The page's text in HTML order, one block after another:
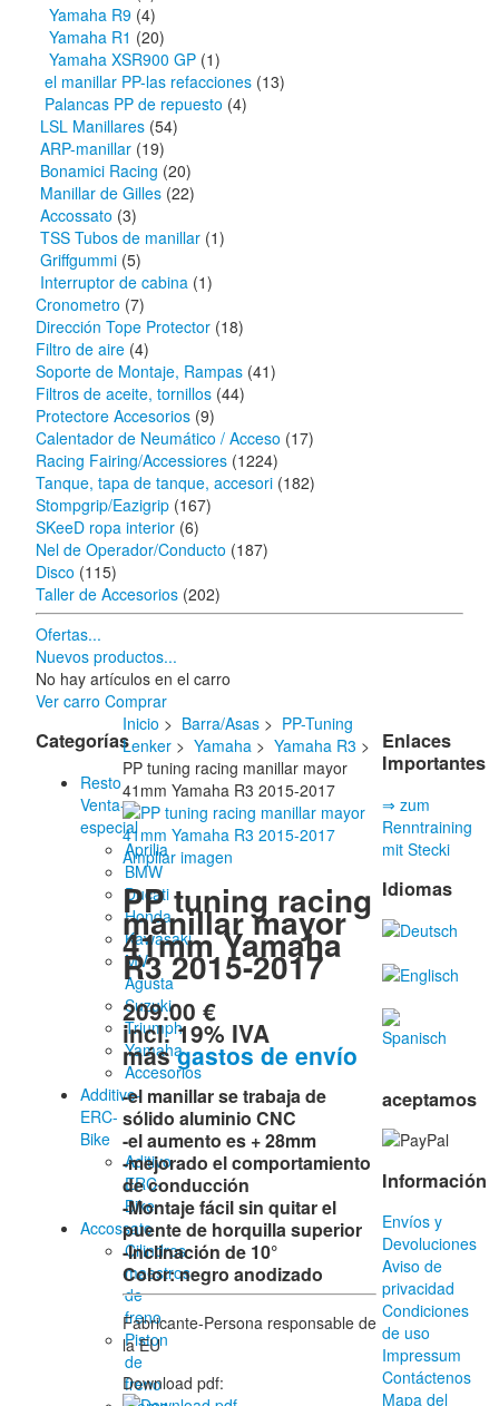
Yamaha R9 (4)
Yamaha R1 (20)
Yamaha XSR900 GP (1)
el manillar PP-las refacciones (13)
Palancas PP de repuesto (4)
LSL Manillares (54)
ARP-manillar (19)
Bonamici Racing (20)
Manillar de Gilles (22)
Accossato (3)
TSS Tubos de manillar (1)
Griffgummi (5)
Interruptor de cabina (1)
Cronometro (7)
Dirección Tope Protector (18)
Filtro de aire (4)
Soporte de Montaje, Rampas (41)
Filtros de aceite, tornillos (44)
Protectore Accesorios (9)
Calentador de Neumático / Acceso (17)
Racing Fairing/Accessiores (1224)
Tanque, tapa de tanque, accesori (182)
Stompgrip/Eazigrip (167)
SKeeD ropa interior (6)
Nel de Operador/Conducto (187)
Disco (115)
Taller de Accesorios (202)
Ofertas...
Nuevos productos...
No hay artículos en el carro
Ver carro Comprar
Categorías
Resto
Venta-
especial
Aprilia
BMW
Ducati
Honda
Kawasaki
MV
Agusta
Suzuki
Triumph
Yamaha
Accesorios
Additive-
ERC-
Bike
Aditivo
ERC-
Bike
Accossato
Cilindros
maestros
de
freno
Piston
de
freno
Inicio > Barra/Asas> PP-Tuning
Lenker> Yamaha> Yamaha R3 >
PP tuning racing manillar mayor
41mm Yamaha R3 2015-2017
Ampliar imagen
PP tuning racing
manillar mayor
41mm Yamaha
R3 2015-2017
209.00 €
incl. 19% IVA
másgastos de envío
-el manillar se trabaja de
sólido aluminio CNC
-el aumento es + 28mm
-mejorado el comportamiento
de conducción
-Montaje fácil sin quitar el
puente de horquilla superior
-Inclinación de 10°
Color: negro anodizado
Fabricante-Persona responsable de
la EU
Download pdf:
Enlaces
Importantes
⇒ zum
Renntraining
mit Stecki
Idiomas
aceptamos
Información
Envíos y
Devoluciones
Aviso de
privacidad
Condiciones
de uso
Impressum
Contáctenos
Mapa del